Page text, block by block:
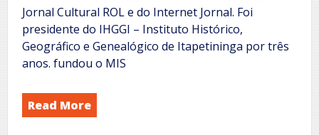
Jornal Cultural ROL e do Internet Jornal. Foi
presidente do IHGGI – Instituto Histórico,
Geográfico e Genealógico de Itapetininga por três
anos. fundou o MIS
Read More